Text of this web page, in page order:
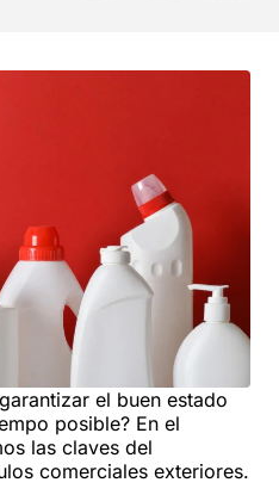
el buen estado
posible? En el
las claves del
comerciales exteriores.